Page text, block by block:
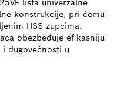
lista univerzalne
konstrukcije, pri čemu
HSS zupcima.
obezbeđuje efikasniju
dugovečnosti u